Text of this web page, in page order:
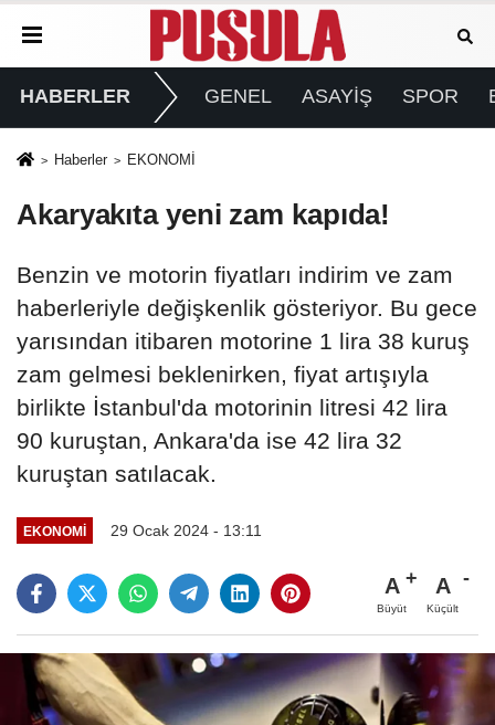
HABERLER GENEL ASAYİŞ SPOR
Haberler EKONOMİ
Akaryakıta yeni zam kapıda!
Benzin ve motorin fiyatları indirim ve zam
haberleriyle değişkenlik gösteriyor. Bu gece
yarısından itibaren motorine 1 lira 38 kuruş
zam gelmesi beklenirken, fiyat artışıyla
birlikte İstanbul'da motorinin litresi 42 lira
90 kuruştan, Ankara'da ise 42 lira 32
kuruştan satılacak.
EKONOMİ 29 Ocak 2024 - 13:11
A
Büyüt
A
Küçült